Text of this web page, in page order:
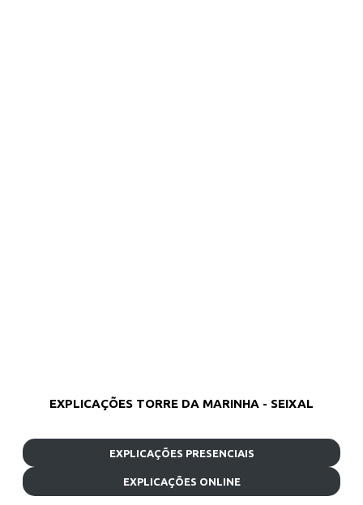
EXPLICAÇÕES TORRE DA MARINHA - SEIXAL
EXPLICAÇÕES PRESENCIAIS
EXPLICAÇÕES ONLINE